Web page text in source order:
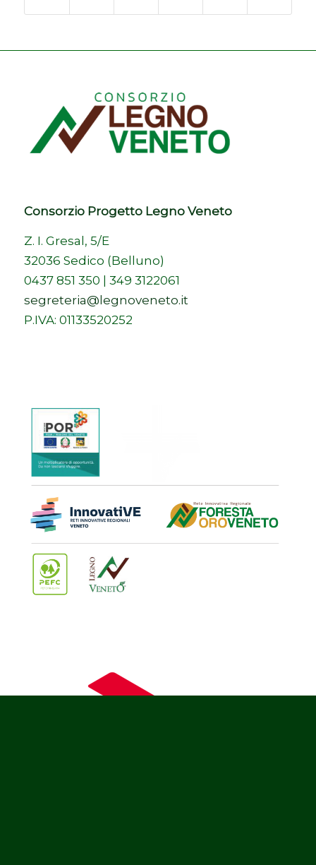
Consorzio Progetto Legno Veneto
Z. I. Gresal, 5/E
32036 Sedico (Belluno)
0437 851 350 | 349 3122061
segreteria@legnoveneto.it
P.IVA: 01133520252